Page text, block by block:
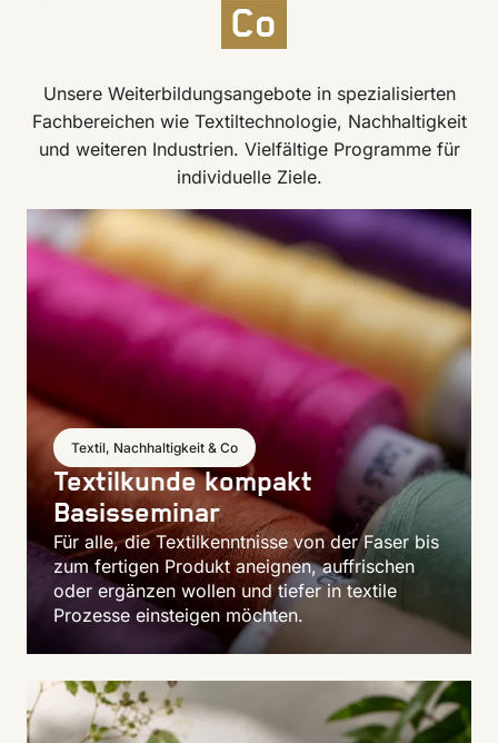
Co
Unsere Weiterbildungsangebote in spezialisierten
Fachbereichen wie Textiltechnologie, Nachhaltigkeit
und weiteren Industrien. Vielfältige Programme für
individuelle Ziele.
Textil, Nachhaltigkeit & Co
Textilkunde kompakt
Basisseminar
Für alle, die Textilkenntnisse von der Faser bis
zum fertigen Produkt aneignen, auffrischen
oder ergänzen wollen und tiefer in textile
Prozesse einsteigen möchten.